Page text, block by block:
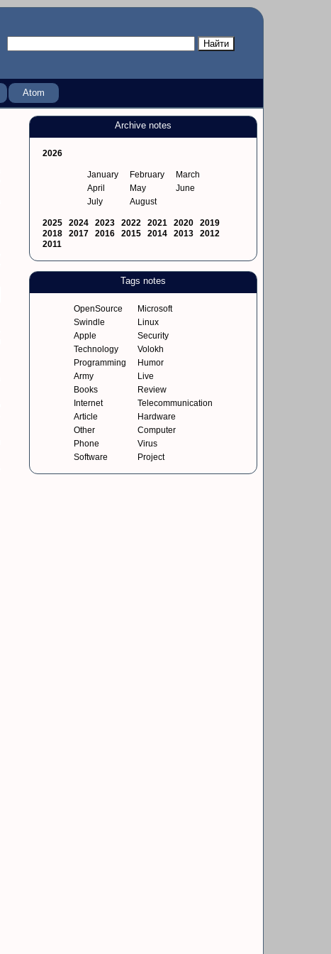
Atom
Archive notes
2026
January February
March
April
May
June
July
August
2025 2024 2023 2022 2021 2020
2019
2018
2017 2016 2015 2014 2013
2012
2011
Tags notes
OpenSource
Microsoft
Swindle
Linux
Apple
Security
Technology
Volokh
Programming
Humor
Army
Live
Books
Review
Internet
Telecommunication
Article
Hardware
Other
Computer
Phone
Virus
Software
Project